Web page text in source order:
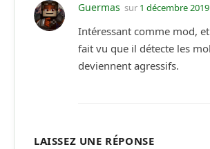
Guermas sur 1 décembre
Intéressant comme mod,
fait vu que il détecte les
deviennent agressifs.
LAISSEZ UNE RÉPONSE